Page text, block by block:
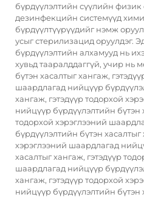
бүрдүүлэлтийн сүүлийн физик
дезинфекцийн системүүд
бүрдүүлтүүрүүдийг нэмж
усыг стерилизацид оруулдэг.
бүрдүүлэлтийн алхамууд нь
хувьд тааралддаггүй, учир нь
бүтэн хасалтыг хангаж,
шаардлагад нийцүүр
хангаж, гэтэдүүр тодорхой
нийцүүр бүрдүүлэлтийн бүтэн
тодорхой хэрэглээний
бүрдүүлэлтийн бүтэн
хэрэглээний шаардлагад
хасалтыг хангаж, гэтэдүүр
шаардлагад нийцүүр
хангаж, гэтэдүүр тодорхой
нийцүүр бүрдүүлэлтийн бүтэн